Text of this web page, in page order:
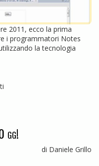
2011, ecco la prima
i programmatori Notes
la tecnologia
gg!
di Daniele Grillo